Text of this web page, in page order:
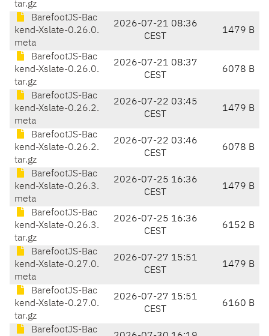
tar.gz
BarefootJS-Bac
kend-Xslate-0.26.0.
meta
2026-07-21 08:36
CEST
1479 B
BarefootJS-Bac
kend-Xslate-0.26.0.
tar.gz
2026-07-21 08:37
CEST
6078 B
BarefootJS-Bac
kend-Xslate-0.26.2.
meta
2026-07-22 03:45
CEST
1479 B
BarefootJS-Bac
kend-Xslate-0.26.2.
tar.gz
2026-07-22 03:46
CEST
6078 B
BarefootJS-Bac
kend-Xslate-0.26.3.
meta
2026-07-25 16:36
CEST
1479 B
BarefootJS-Bac
kend-Xslate-0.26.3.
tar.gz
2026-07-25 16:36
CEST
6152 B
BarefootJS-Bac
kend-Xslate-0.27.0.
meta
2026-07-27 15:51
CEST
1479 B
BarefootJS-Bac
kend-Xslate-0.27.0.
tar.gz
2026-07-27 15:51
CEST
6160 B
BarefootJS-Bac